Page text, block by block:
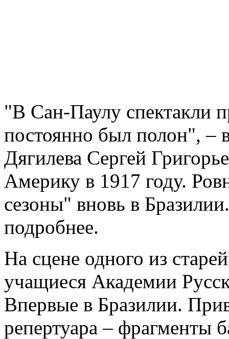
"В Сан-Паулу спектакли
постоянно был полон", –
Дягилева Сергей
Америку в 1917 году.
сезоны" вновь в
подробнее.
На сцене одного из
учащиеся Академии
Впервые в Бразилии.
репертуара – фрагменты